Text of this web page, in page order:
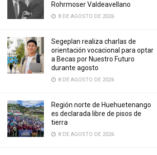
Rohrmoser Valdeavellano
8 DE AGOSTO DE 2026
Segeplan realiza charlas de
orientación vocacional para optar
a Becas por Nuestro Futuro
durante agosto
8 DE AGOSTO DE 2026
Región norte de Huehuetenango
es declarada libre de pisos de
tierra
8 DE AGOSTO DE 2026